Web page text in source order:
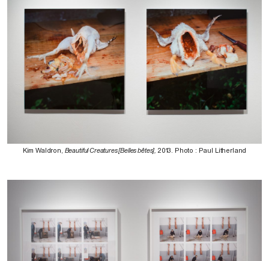
Kim Waldron, Beautiful Creatures [Belles bêtes], 2013. Photo : Paul Litherland